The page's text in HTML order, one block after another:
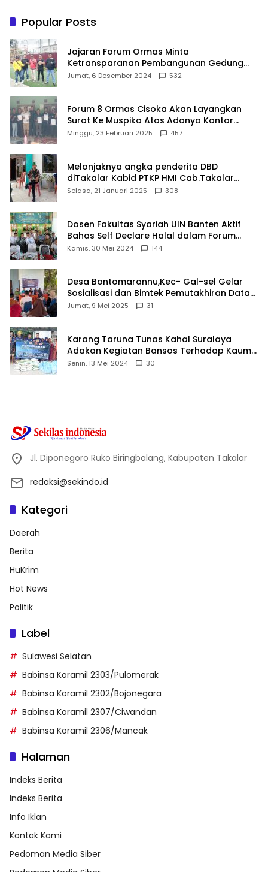
Popular Posts
Jajaran Forum Ormas Minta
Ketransparanan Pembangunan Gedung
Damkar Di Kecamatan Cisoka
Jumat, 6 Desember 2024 532
Forum 8 Ormas Cisoka Akan Layangkan
Surat Ke Muspika Atas Adanya Kantor
Matel di Cisoka
Minggu, 23 Februari 2025 457
Melonjaknya angka penderita DBD
diTakalar Kabid PTKP HMI Cab.Takalar
angkat bicara
Selasa, 21 Januari 2025 308
Dosen Fakultas Syariah UIN Banten Aktif
Bahas Self Declare Halal dalam Forum
Ijtima Ulama MUI
Kamis, 30 Mei 2024 144
Desa Bontomarannu,Kec- Gal-sel Gelar
Sosialisasi dan Bimtek Pemutakhiran Data
ID
Jumat, 9 Mei 2025 31
Karang Taruna Tunas Kahal Suralaya
Adakan Kegiatan Bansos Terhadap Kaum
Dhuafa dan Anak Yatim-Piatu
Senin, 13 Mei 2024 30
Jl. Diponegoro Ruko Biringbalang, Kabupaten Takalar
redaksi@sekindo.id
Kategori
Daerah
Berita
HuKrim
Hot News
Politik
Label
Sulawesi Selatan
Babinsa Koramil 2303/Pulomerak
Babinsa Koramil 2302/Bojonegara
Babinsa Koramil 2307/Ciwandan
Babinsa Koramil 2306/Mancak
Halaman
Indeks Berita
Indeks Berita
Info Iklan
Kontak Kami
Pedoman Media Siber